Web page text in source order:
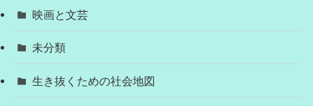
映画と文芸
未分類
生き抜くための社会地図